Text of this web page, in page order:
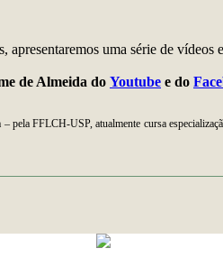
uma série de vídeos
de Almeida do Youtube e do
pela FFLCH-USP, atualmente cursa